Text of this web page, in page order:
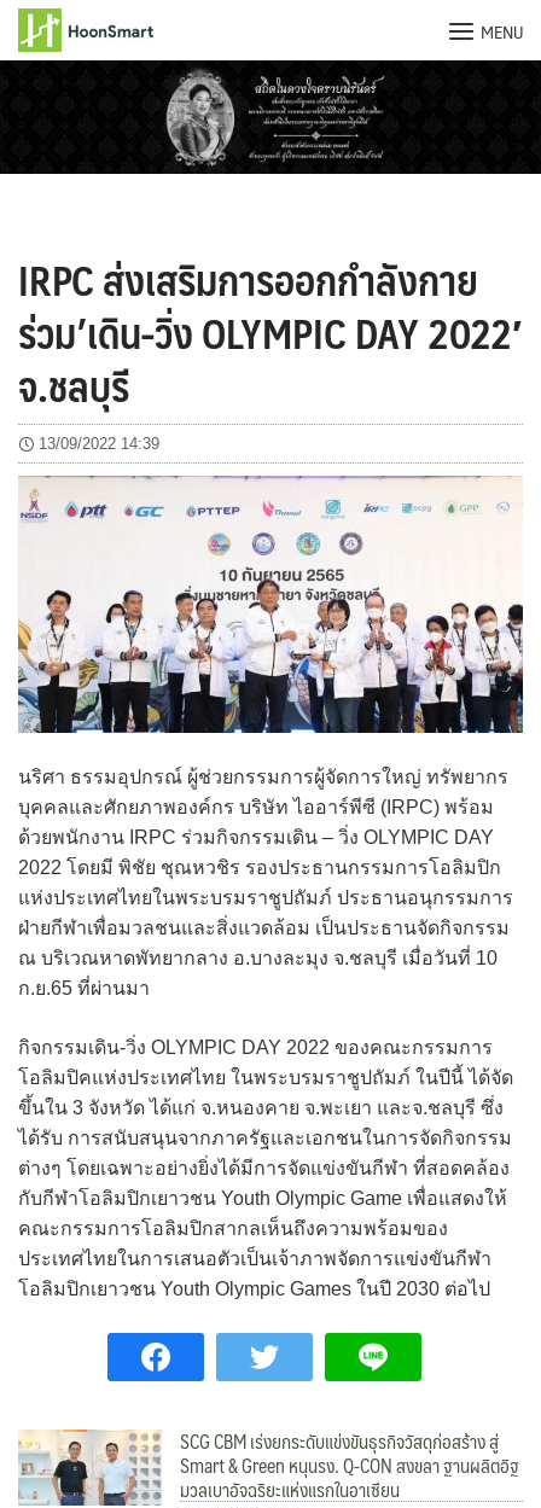
MENU
IRPC ส่งเสริมการออกกำลังกาย
ร่วม’เดิน-วิ่ง OLYMPIC DAY 2022′
จ.ชลบุรี
13/09/2022 14:39
นริศา ธรรมอุปกรณ์ ผู้ช่วยกรรมการผู้จัดการใหญ่ ทรัพยากร
บุคคลและศักยภาพองค์กร บริษัท ไออาร์พีซี (IRPC) พร้อม
ด้วยพนักงาน IRPC ร่วมกิจกรรมเดิน – วิ่ง OLYMPIC DAY
2022 โดยมี พิชัย ชุณหวชิร รองประธานกรรมการโอลิมปิก
แห่งประเทศไทยในพระบรมราชูปถัมภ์ ประธานอนุกรรมการ
ฝ่ายกีฬาเพื่อมวลชนและสิ่งแวดล้อม เป็นประธานจัดกิจกรรม
ณ บริเวณหาดพัทยากลาง อ.บางละมุง จ.ชลบุรี เมื่อวันที่ 10
ก.ย.65 ที่ผ่านมา
กิจกรรมเดิน-วิ่ง OLYMPIC DAY 2022 ของคณะกรรมการ
โอลิมปิคแห่งประเทศไทย ในพระบรมราชูปถัมภ์ ในปีนี้ ได้จัด
ขึ้นใน 3 จังหวัด ได้แก่ จ.หนองคาย จ.พะเยา และจ.ชลบุรี ซึ่ง
ได้รับ การสนับสนุนจากภาครัฐและเอกชนในการจัดกิจกรรม
ต่างๆ โดยเฉพาะอย่างยิ่งได้มีการจัดแข่งขันกีฬา ที่สอดคล้อง
กับกีฬาโอลิมปิกเยาวชน Youth Olympic Game เพื่อแสดงให้
คณะกรรมการโอลิมปิกสากลเห็นถึงความพร้อมของ
ประเทศไทยในการเสนอตัวเป็นเจ้าภาพจัดการแข่งขันกีฬา
โอลิมปิกเยาวชน Youth Olympic Games ในปี 2030 ต่อไป
SCG CBM เร่งยกระดับแข่งขันธุรกิจวัสดุก่อสร้าง สู่
Smart & Green หนุนรง. Q-CON สงขลา ฐานผลิตอิฐ
มวลเบาอัจฉริยะแห่งแรกในอาเซียน